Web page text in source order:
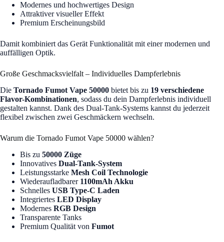
Modernes und hochwertiges Design
Attraktiver visueller Effekt
Premium Erscheinungsbild
Damit kombiniert das Gerät Funktionalität mit einer modernen und
auffälligen Optik.
Große Geschmacksvielfalt – Individuelles Dampferlebnis
Die Tornado Fumot Vape 50000 bietet bis zu 19 verschiedene
Flavor-Kombinationen, sodass du dein Dampferlebnis individuell
gestalten kannst. Dank des Dual-Tank-Systems kannst du jederzeit
flexibel zwischen zwei Geschmäckern wechseln.
Warum die Tornado Fumot Vape 50000 wählen?
Bis zu 50000 Züge
Innovatives Dual-Tank-System
Leistungsstarke Mesh Coil Technologie
Wiederaufladbarer 1100mAh Akku
Schnelles USB Type-C Laden
Integriertes LED Display
Modernes RGB Design
Transparente Tanks
Premium Qualität von Fumot